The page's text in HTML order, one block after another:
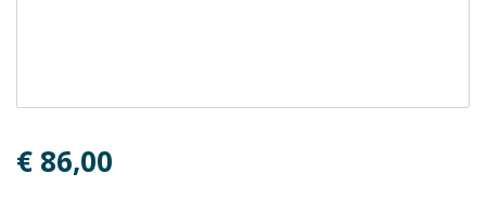
€ 86,00